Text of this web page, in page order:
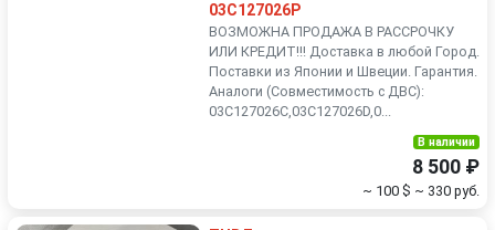
03C127026P
ВОЗМОЖНА ПРОДАЖА В РАССРОЧКУ
ИЛИ КРЕДИТ!!! Доставка в любой Город.
Поставки из Японии и Швеции. Гарантия.
Аналоги (Совместимость с ДВС):
03C127026C,03C127026D,0...
В наличии
8 500 ₽
~ 100 $ ~ 330 руб.